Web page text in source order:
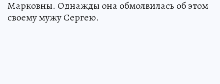
Марковны. Однажды она обмолвилась об этом
своему мужу Сергею.